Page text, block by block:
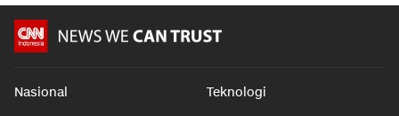
Nasional Teknologi